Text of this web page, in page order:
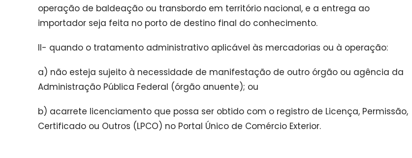
operação de baldeação ou transbordo em território nacional, e a entrega ao
importador seja feita no porto de destino final do conhecimento.
II- quando o tratamento administrativo aplicável às mercadorias ou à operação:
a) não esteja sujeito à necessidade de manifestação de outro órgão ou agência da
Administração Pública Federal (órgão anuente); ou
b) acarrete licenciamento que possa ser obtido com o registro de Licença, Permissão,
Certificado ou Outros (LPCO) no Portal Único de Comércio Exterior.